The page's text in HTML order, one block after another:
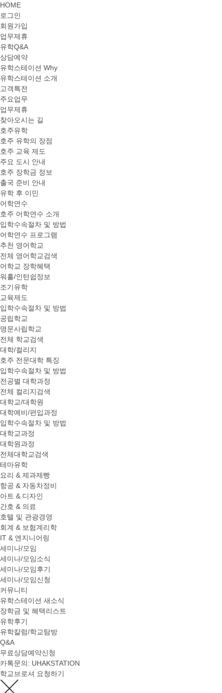
HOME
로그인
회원가입
업무제휴
유학Q&A
상담예약
유학스테이션 Why
유학스테이션 소개
고객특전
주요업무
업무제휴
찾아오시는 길
호주유학
호주 유학의 장점
호주 교육 제도
주요 도시 안내
호주 장학금 정보
출국 준비 안내
유학 후 이민
어학연수
호주 어학연수 소개
입학수속절차 및 방법
어학연수 프로그램
추천 영어학교
전체 영어학교검색
어학교 장학혜택
워홀/인턴쉽정보
조기유학
교육제도
입학수속절차 및 방법
공립학교
명문사립학교
전체 학교검색
대학/컬리지
호주 전문대학 특징
입학수속절차 및 방법
전공별 대학과정
전체 컬리지검색
대학교/대학원
대학예비/편입과정
입학수속절차 및 방법
대학교과정
대학원과정
전체대학교검색
테마유학
요리 & 제과제빵
항공 & 자동차정비
아트 & 디자인
간호 & 의료
호텔 및 관광경영
회계 & 보험계리학
IT & 엔지니어링
세미나/모임
세미나/모임소식
세미나/모임후기
세미나/모임신청
커뮤니티
유학스테이션 새소식
장학금 및 혜택리스트
유학후기
유학칼럼/학교탐방
Q&A
무료상담예약신청
카톡문의: UHAKSTATION
학교브로셔 요청하기